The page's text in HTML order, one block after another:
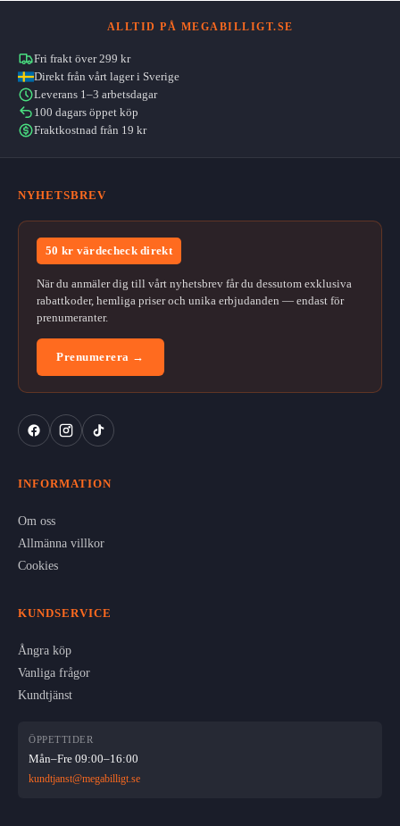
ALLTID PÅ MEGABILLIGT.SE
Fri frakt över 299 kr
Direkt från vårt lager i Sverige
Leverans 1–3 arbetsdagar
100 dagars öppet köp
Fraktkostnad från 19 kr
NYHETSBREV
50 kr värdecheck direkt
När du anmäler dig till vårt nyhetsbrev får du dessutom exklusiva
rabattkoder, hemliga priser och unika erbjudanden — endast för
prenumeranter.
Prenumerera →
INFORMATION
Om oss
Allmänna villkor
Cookies
KUNDSERVICE
Ångra köp
Vanliga frågor
Kundtjänst
ÖPPETTIDER
Mån–Fre 09:00–16:00
kundtjanst@megabilligt.se